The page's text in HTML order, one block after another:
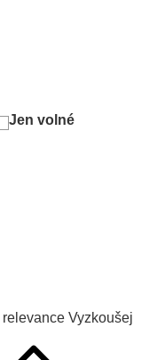
Jen volné
relevance Vyzkoušej